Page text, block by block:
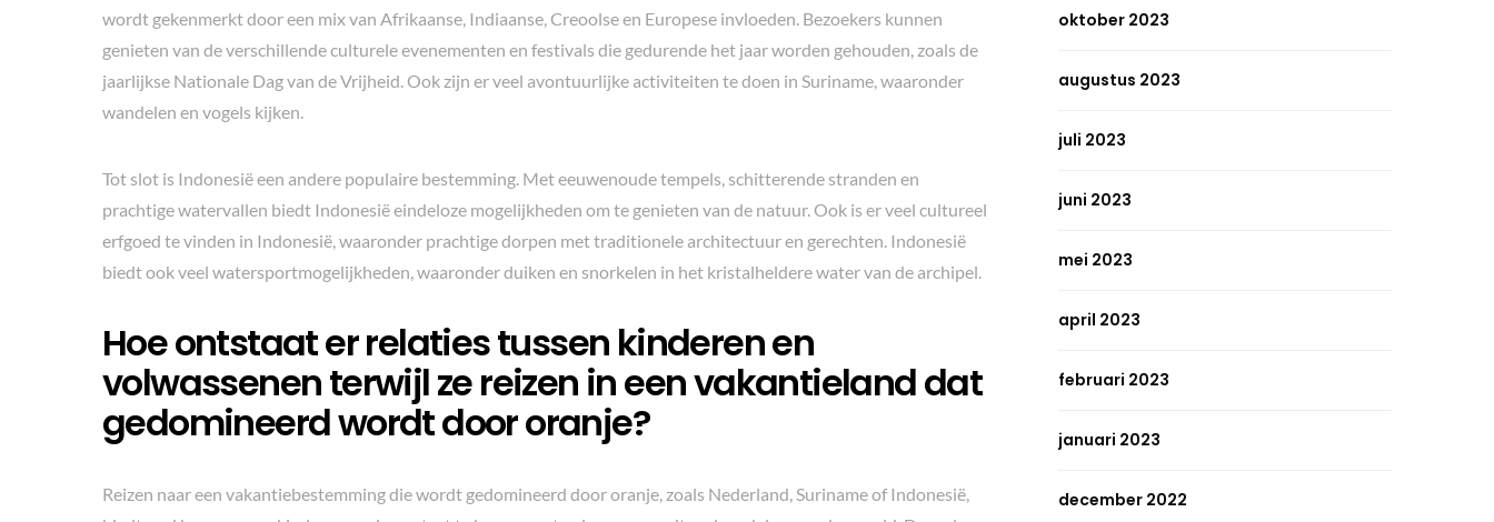
wordt gekenmerkt door een mix van Afrikaanse, Indiaanse, Creoolse en Europese invloeden. Bezoekers kunnen
genieten van de verschillende culturele evenementen en festivals die gedurende het jaar worden gehouden, zoals de
jaarlijkse Nationale Dag van de Vrijheid. Ook zijn er veel avontuurlijke activiteiten te doen in Suriname, waaronder
wandelen en vogels kijken.
Tot slot is Indonesië een andere populaire bestemming. Met eeuwenoude tempels, schitterende stranden en
prachtige watervallen biedt Indonesië eindeloze mogelijkheden om te genieten van de natuur. Ook is er veel cultureel
erfgoed te vinden in Indonesië, waaronder prachtige dorpen met traditionele architectuur en gerechten. Indonesië
biedt ook veel watersportmogelijkheden, waaronder duiken en snorkelen in het kristalheldere water van de archipel.
Hoe ontstaat er relaties tussen kinderen en
volwassenen terwijl ze reizen in een vakantieland dat
gedomineerd wordt door oranje?
Reizen naar een vakantiebestemming die wordt gedomineerd door oranje, zoals Nederland, Suriname of Indonesië,
oktober 2023
augustus 2023
juli 2023
juni 2023
mei 2023
april 2023
februari 2023
januari 2023
december 2022